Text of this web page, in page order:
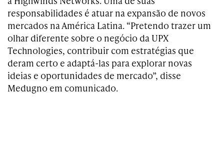
responsabilidades é atuar na expansão de novos
mercados na América Latina. “Pretendo trazer um
olhar diferente sobre o negócio da UPX
Technologies, contribuir com estratégias que
deram certo e adaptá-las para explorar novas
ideias e oportunidades de mercado”, disse
Medugno em comunicado.